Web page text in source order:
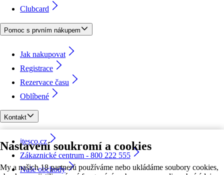
Nastavení soukromí a cookies
My a našich 18 partnerů používáme nebo ukládáme soubory cookies,
Clubcard
Pomoc s prvním nákupem
Jak nakupovat
Registrace
Rezervace času
Oblíbené
Kontakt
itesco.cz
Zákaznické centrum - 800 222 555
Naše obchody